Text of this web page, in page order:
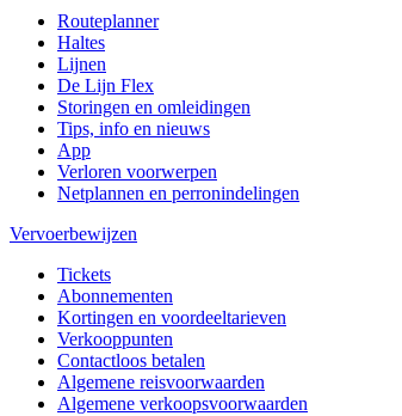
Routeplanner
Haltes
Lijnen
De Lijn Flex
Storingen en omleidingen
Tips, info en nieuws
App
Verloren voorwerpen
Netplannen en perronindelingen
Vervoerbewijzen
Tickets
Abonnementen
Kortingen en voordeeltarieven
Verkooppunten
Contactloos betalen
Algemene reisvoorwaarden
Algemene verkoopsvoorwaarden